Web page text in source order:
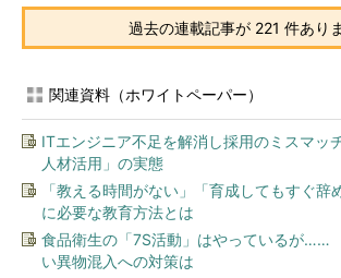
過去の連載記事が 221 件あり
関連資料（ホワイトペーパー）
ITエンジニア不足を解消し採用のミスマッ
人材活用」の実態
「教える時間がない」「育成してもすぐ
に必要な教育方法とは
食品衛生の「7S活動」はやっているが……
い異物混入への対策は